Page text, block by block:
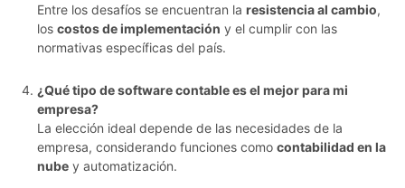
Entre los desafíos se encuentran la resistencia al cambio,
los costos de implementación y el cumplir con las
normativas específicas del país.
¿Qué tipo de software contable es el mejor para mi
empresa?
La elección ideal depende de las necesidades de la
empresa, considerando funciones como contabilidad en la
nube y automatización.